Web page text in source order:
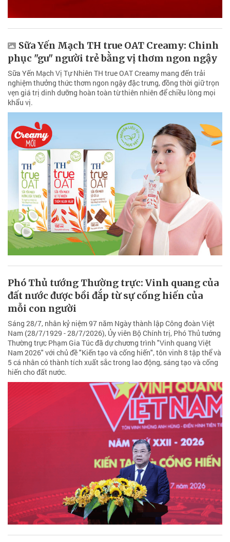
Sữa Yến Mạch TH true OAT Creamy: Chinh
phục "gu" người trẻ bằng vị thơm ngon ngậy
Sữa Yến Mạch Vị Tự Nhiên TH true OAT Creamy mang đến trải
nghiệm thưởng thức thơm ngon ngậy đặc trưng, đồng thời giữ trọn
vẹn giá trị dinh dưỡng hoàn toàn từ thiên nhiên để chiều lòng mọi
khẩu vị.
Phó Thủ tướng Thường trực: Vinh quang của
đất nước được bồi đắp từ sự cống hiến của
mỗi con người
Sáng 28/7, nhân kỷ niệm 97 năm Ngày thành lập Công đoàn Việt
Nam (28/7/1929 - 28/7/2026), Ủy viên Bộ Chính trị, Phó Thủ tướng
Thường trực Phạm Gia Túc đã dự chương trình "Vinh quang Việt
Nam 2026" với chủ đề "Kiến tạo và cống hiến", tôn vinh 8 tập thể và
5 cá nhân có thành tích xuất sắc trong lao động, sáng tạo và cống
hiến cho đất nước.